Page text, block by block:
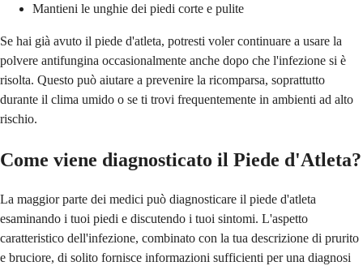
Mantieni le unghie dei piedi corte e pulite
Se hai già avuto il piede d'atleta, potresti voler continuare a usare la
polvere antifungina occasionalmente anche dopo che l'infezione si è
risolta. Questo può aiutare a prevenire la ricomparsa, soprattutto
durante il clima umido o se ti trovi frequentemente in ambienti ad alto
rischio.
Come viene diagnosticato il Piede d'Atleta?
La maggior parte dei medici può diagnosticare il piede d'atleta
esaminando i tuoi piedi e discutendo i tuoi sintomi. L'aspetto
caratteristico dell'infezione, combinato con la tua descrizione di prurito
e bruciore, di solito fornisce informazioni sufficienti per una diagnosi